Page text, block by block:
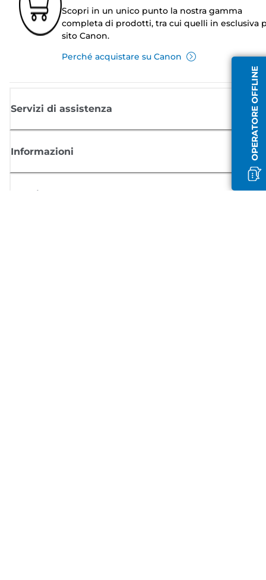
OPERATORE OFFLINE
Scopri in un unico punto la nostra gamma
completa di prodotti, tra cui quelli in esclusiva
sito Canon.
Perché acquistare su Canon
Servizi di assistenza
Informazioni
Acquisto